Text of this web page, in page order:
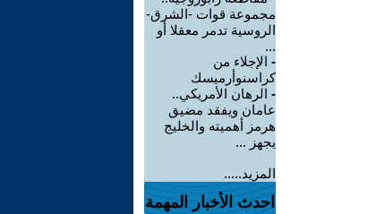
مجموعة قوات -الشرق-
الروسية تدمر معقلا أو
...
- الإجلاء من
كراسنوأرميسك
- الرهان الأمريكي..
عامان ويفقد مضيق
هرمز أهميته والخليج
يجهز ...
المزيد.....
احدث الأخبار المهمة